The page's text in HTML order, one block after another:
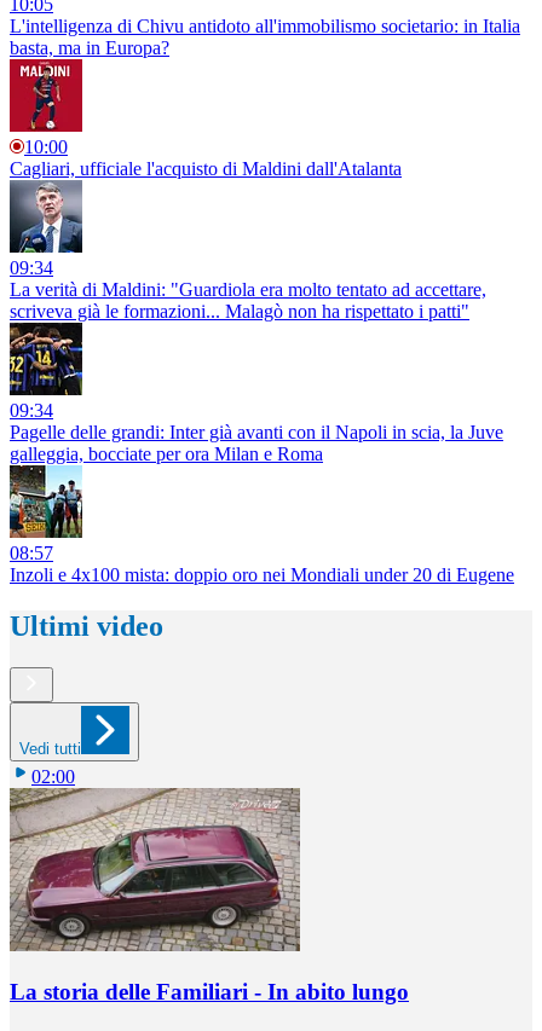
10:05
L'intelligenza di Chivu antidoto all'immobilismo societario: in Italia
basta, ma in Europa?
10:00
Cagliari, ufficiale l'acquisto di Maldini dall'Atalanta
09:34
La verità di Maldini: "Guardiola era molto tentato ad accettare,
scriveva già le formazioni... Malagò non ha rispettato i patti"
09:34
Pagelle delle grandi: Inter già avanti con il Napoli in scia, la Juve
galleggia, bocciate per ora Milan e Roma
08:57
Inzoli e 4x100 mista: doppio oro nei Mondiali under 20 di Eugene
Ultimi video
Vedi tutti
02:00
La storia delle Familiari - In abito lungo